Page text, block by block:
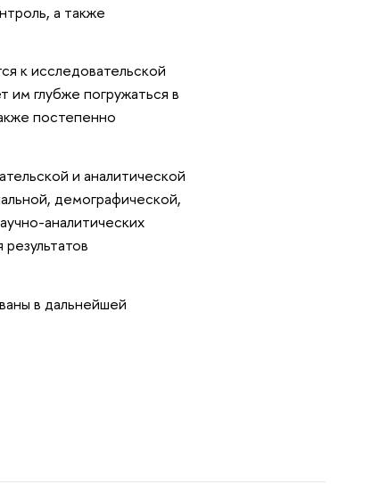
а также
к исследовательской
им глубже погружаться в
постепенно
и аналитической
демографической,
аналитических
в дальнейшей